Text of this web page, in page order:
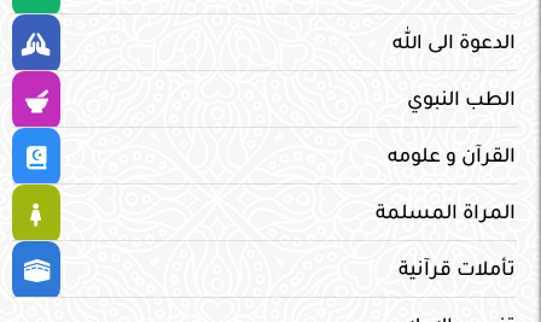
الدعوة الى الله
الطب النبوي
القرآن و علومه
المراة المسلمة
تأملات قرآنية